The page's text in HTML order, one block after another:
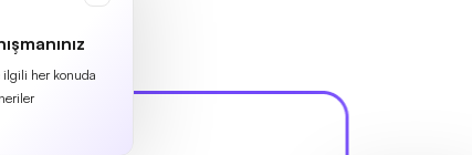
ilgili her konuda